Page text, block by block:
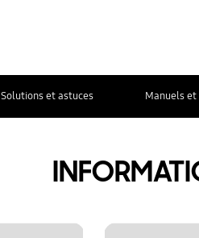
Solutions et astuces Manuels